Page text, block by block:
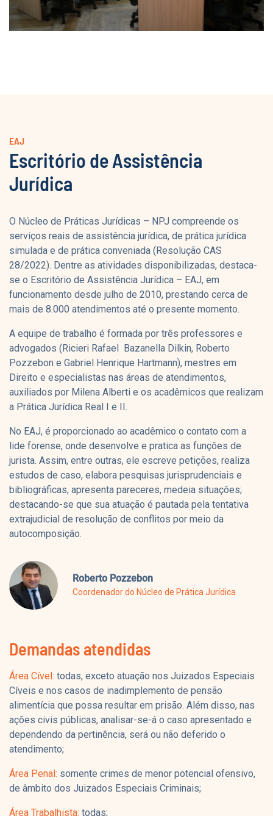
EAJ
Escritório de Assistência
Jurídica
O Núcleo de Práticas Jurídicas – NPJ compreende os
serviços reais de assistência jurídica, de prática jurídica
simulada e de prática conveniada (Resolução CAS
28/2022). Dentre as atividades disponibilizadas, destaca-
se o Escritório de Assistência Jurídica – EAJ, em
funcionamento desde julho de 2010, prestando cerca de
mais de 8.000 atendimentos até o presente momento.
A equipe de trabalho é formada por três professores e
advogados (Ricieri Rafael Bazanella Dilkin, Roberto
Pozzebon e Gabriel Henrique Hartmann), mestres em
Direito e especialistas nas áreas de atendimentos,
auxiliados por Milena Alberti e os acadêmicos que realizam
a Prática Jurídica Real I e II.
No EAJ, é proporcionado ao acadêmico o contato com a
lide forense, onde desenvolve e pratica as funções de
jurista. Assim, entre outras, ele escreve petições, realiza
estudos de caso, elabora pesquisas jurisprudenciais e
bibliográficas, apresenta pareceres, medeia situações;
destacando-se que sua atuação é pautada pela tentativa
extrajudicial de resolução de conflitos por meio da
autocomposição.
Roberto Pozzebon
Coordenador do Núcleo de Prática Jurídica
Demandas atendidas
Área Cível: todas, exceto atuação nos Juizados Especiais
Cíveis e nos casos de inadimplemento de pensão
alimentícia que possa resultar em prisão. Além disso, nas
ações civis públicas, analisar-se-á o caso apresentado e
dependendo da pertinência, será ou não deferido o
atendimento;
Área Penal: somente crimes de menor potencial ofensivo,
de âmbito dos Juizados Especiais Criminais;
Área Trabalhista: todas;